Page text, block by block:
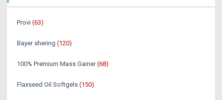
Provi (63)
Bayer shering (120)
100% Premium Mass Gainer (68)
Flaxseed Oil Softgels (150)